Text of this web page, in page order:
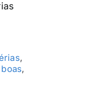
,
,